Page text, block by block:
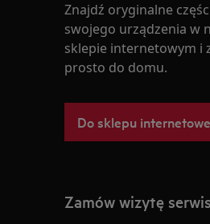
Znajdź oryginalne
swojego urządzenia w
sklepie internetowym i
prosto do domu.
Do sklepu
Zamów wizytę